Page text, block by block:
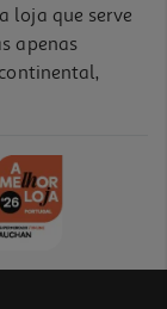
loja que serve
apenas